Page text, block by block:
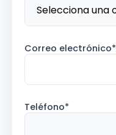
Correo electrónico*
Teléfono*